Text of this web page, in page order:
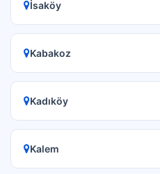
İsaköy
Kabakoz
Kadıköy
Kalem